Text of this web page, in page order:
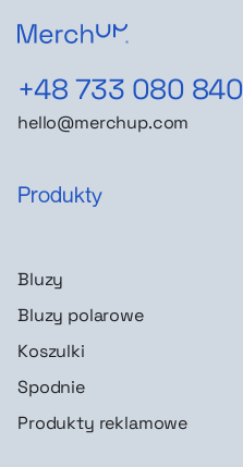
+48 733 080 840
hello@merchup.com
Produkty
Bluzy
Bluzy polarowe
Koszulki
Spodnie
Produkty reklamowe